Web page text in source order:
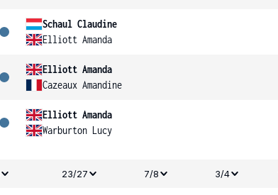
Schaul Claudine
Elliott Amanda
Elliott Amanda
Cazeaux Amandine
Elliott Amanda
Warburton Lucy
23/27 7/8 3/4